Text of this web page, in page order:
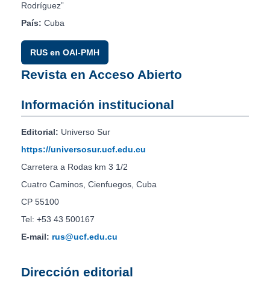
Rodríguez”
País: Cuba
RUS en OAI-PMH
Revista en Acceso Abierto
Información institucional
Editorial: Universo Sur
https://universosur.ucf.edu.cu
Carretera a Rodas km 3 1/2
Cuatro Caminos, Cienfuegos, Cuba
CP 55100
Tel: +53 43 500167
E-mail: rus@ucf.edu.cu
Dirección editorial